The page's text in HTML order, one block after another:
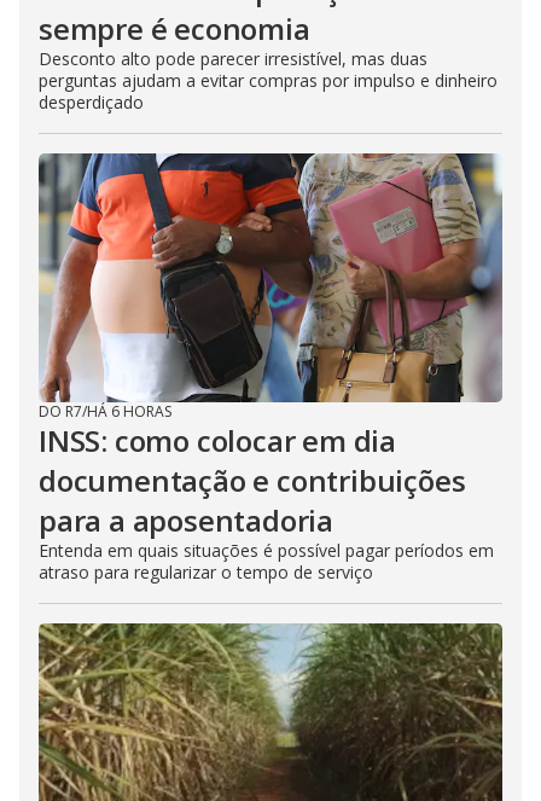
sempre é economia
Desconto alto pode parecer irresistível, mas duas
perguntas ajudam a evitar compras por impulso e dinheiro
desperdiçado
DO R7/HÁ 6 HORAS
INSS: como colocar em dia
documentação e contribuições
para a aposentadoria
Entenda em quais situações é possível pagar períodos em
atraso para regularizar o tempo de serviço